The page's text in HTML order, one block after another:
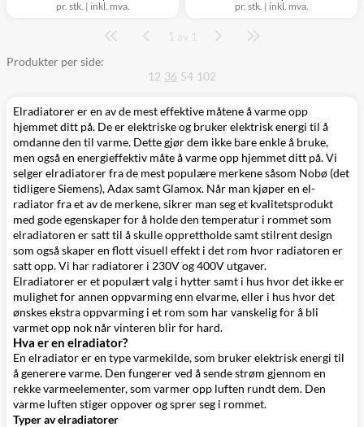
pr. stk. | inkl. mva. pr. stk. | inkl. mva.
Side
1 av 1
Produkter per side:
12 36 54 102
Elradiatorer er en av de mest effektive måtene å varme opp
hjemmet ditt på. De er elektriske og bruker elektrisk energi til å
omdanne den til varme. Dette gjør dem ikke bare enkle å bruke,
men også en energieffektiv måte å varme opp hjemmet ditt på. Vi
selger elradiatorer fra de mest populære merkene såsom Nobø (det
tidligere Siemens), Adax samt Glamox. Når man kjøper en el-
radiator fra et av de merkene, sikrer man seg et kvalitetsprodukt
med gode egenskaper for å holde den temperatur i rommet som
elradiatoren er satt til å skulle opprettholde samt stilrent design
som også skaper en flott visuell effekt i det rom hvor radiatoren er
satt opp. Vi har radiatorer i 230V og 400V utgaver.
Elradiatorer er et populært valg i hytter samt i hus hvor det ikke er
mulighet for annen oppvarming enn elvarme, eller i hus hvor det
ønskes ekstra oppvarming i et rom som har vanskelig for å bli
varmet opp nok når vinteren blir for hard.
Hva er en elradiator?
En elradiator er en type varmekilde, som bruker elektrisk energi til
å generere varme. Den fungerer ved å sende strøm gjennom en
rekke varmeelementer, som varmer opp luften rundt dem. Den
varme luften stiger oppover og sprer seg i rommet.
Typer av elradiatorer